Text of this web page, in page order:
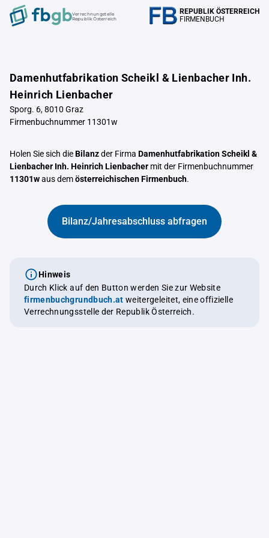
Verrechnungstelle
Republik Österreich
REPUBLIK ÖSTERREICH
FIRMENBUCH
Damenhutfabrikation Scheikl & Lienbacher Inh.
Heinrich Lienbacher
Sporg. 6, 8010 Graz
Firmenbuchnummer 11301w
Holen Sie sich dieBilanzder Firma Damenhutfabrikation Scheikl &
Lienbacher Inh. Heinrich Lienbacher mit der Firmenbuchnummer
11301waus demösterreichischen Firmenbuch.
Bilanz/Jahresabschluss abfragen
Hinweis
Durch Klick auf den Button werden Sie zur Website
firmenbuchgrundbuch.at weitergeleitet, eine offizielle
Verrechnungsstelle der Republik Österreich.